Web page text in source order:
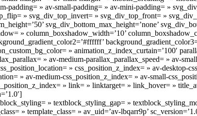
padding= » av-small-padding= » av-mini-padding= »
» svg_div_top_invert= » svg_div_top_front= »
svg_div_bottom_max_height=’none’
» column_boxshadow_width=’10’
» animation_z_index_curtain=’100′
» av-medium-parallax_parallax_speed= » av-
» css_position_z_index= » av-
» av-medium-css_position_z_index= » av-small-
» link= » linktarget= » link_hover= »
» textblock_styling_gap= »
» template_class= » av_uid=’av-lbqarr9p’